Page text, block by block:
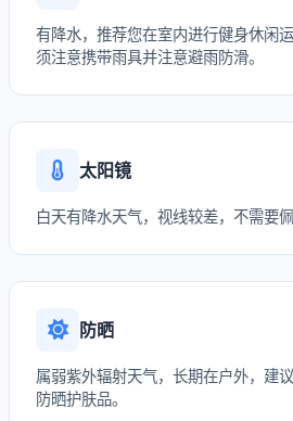
有降水，推荐您在室内进行健身休闲
须注意携带雨具并注意避雨防滑。
太阳镜
白天有降水天气，视线较差，不需要
防晒
属弱紫外辐射天气，长期在户外，建
防晒护肤品。